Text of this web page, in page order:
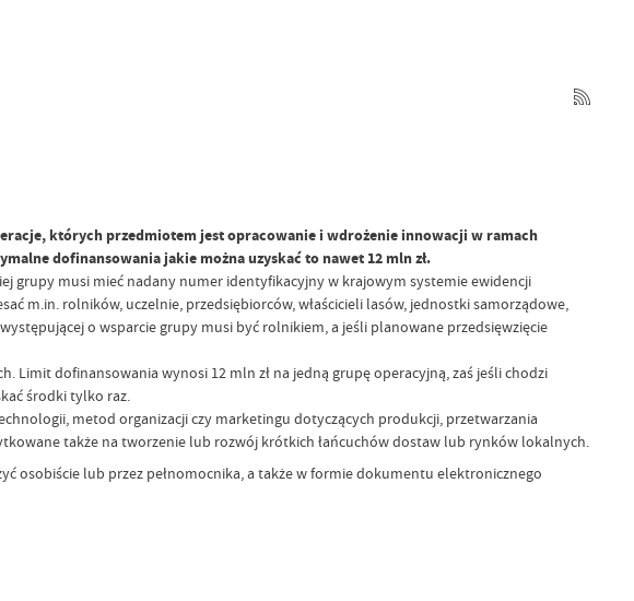
których przedmiotem jest opracowanie i wdrożenie innowacji w ramach
dofinansowania jakie można uzyskać to nawet 12 mln zł.
grupy musi mieć nadany numer identyfikacyjny w krajowym systemie ewidencji
m.in. rolników, uczelnie, przedsiębiorców, właścicieli lasów, jednostki samorządowe,
o wsparcie grupy musi być rolnikiem, a jeśli planowane przedsięwzięcie
Limit dofinansowania wynosi 12 mln zł na jedną grupę operacyjną, zaś jeśli chodzi
środki tylko raz.
metod organizacji czy marketingu dotyczących produkcji, przetwarzania
także na tworzenie lub rozwój krótkich łańcuchów dostaw lub rynków lokalnych.
osobiście lub przez pełnomocnika, a także w formie dokumentu elektronicznego